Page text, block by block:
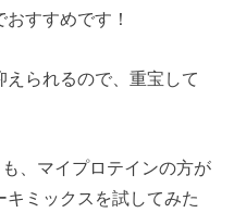
すすめです！
られるので、重宝して
、マイプロテインの方が
ミックスを試してみた